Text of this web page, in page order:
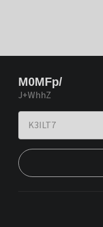
M0MFp/
J+WhhZ